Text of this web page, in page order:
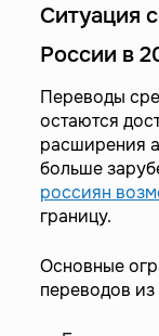
Ситуация
России в
Переводы
остаются
расширения
больше
россиян
границу.
Основные
переводов